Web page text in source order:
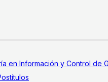
en Información y Control de